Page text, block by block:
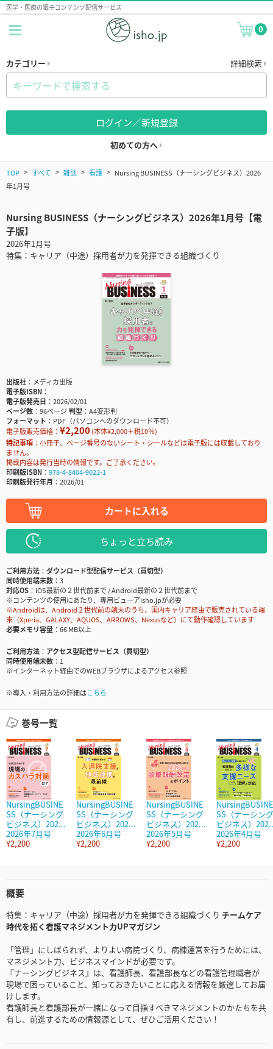
医学・医療の電子コンテンツ配信サービス
0
カテゴリー 詳細検索
ログイン／新規登録
初めての方へ
TOP すべて 雑誌 看護
Nursing BUSINESS（ナーシングビジネス）2026
年1月号
Nursing BUSINESS（ナーシングビジネス）2026年1月号【電
子版】
2026年1月号
特集：キャリア（中途）採用者が力を発揮できる組織づくり
出版社
メディカ出版
電子版ISBN
電子版発売日
2026/02/01
ページ数
96ページ判型
A4変形判
フォーマット
PDF（パソコンへのダウンロード不可）
電子版販売価格： ¥2,200(本体¥2,000＋税10％)
特記事項
小冊子、ページ番号のないシート・シールなどは電子版には収載しており
ません。
掲載内容は発行当時の情報です。ご了承ください。
印刷版ISBN
978-4-8404-9022-1
印刷版発行年月
2026/01
カートに入れる
ちょっと立ち読み
ご利用方法
ダウンロード型配信サービス（買切型）
同時使用端末数
3
対応OS
iOS最新の２世代前まで / Android最新の２世代前まで
※コンテンツの使用にあたり、専用ビューアisho.jpが必要
※Androidは、Android２世代前の端末のうち、国内キャリア経由で販売されている端
末（Xperia、GALAXY、AQUOS、ARROWS、Nexusなど）にて動作確認しています
必要メモリ容量
66 MB以上
ご利用方法
アクセス型配信サービス（買切型）
同時使用端末数
1
※インターネット経由でのWEBブラウザによるアクセス参照
※導入・利用方法の詳細はこちら
巻号一覧
NursingBUSINE
SS（ナーシング
ビジネス）202...
2026年7月号
¥2,200
NursingBUSINE
SS（ナーシング
ビジネス）202...
2026年6月号
¥2,200
NursingBUSINE
SS（ナーシング
ピジネス）202...
2026年5月号
¥2,200
NursingBUSINE
SS（ナーシング
ビジネス）
2026年4月号
¥2,200
概要
特集：キャリア（中途）採用者が力を発揮できる組織づくり チームケア
時代を拓く看護マネジメント力UPマガジン
「管理」にしばられず、よりよい病院づくり、病棟運営を行うためには、
マネジメント力、ビジネスマインドが必要です。
『ナーシングビジネス』は、看護師長、看護部長などの看護管理職者が
現場で困っていること、知っておきたいことに応える情報を厳選してお届
けします。
看護師長と看護部長が一緒になって目指すべきマネジメントのかたちを共
有し、前進するための情報源として、ぜひご活用ください！